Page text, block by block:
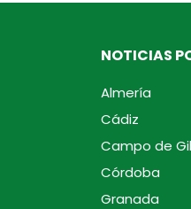
NOTICIAS
Almería
Cádiz
Campo de
Córdoba
Granada